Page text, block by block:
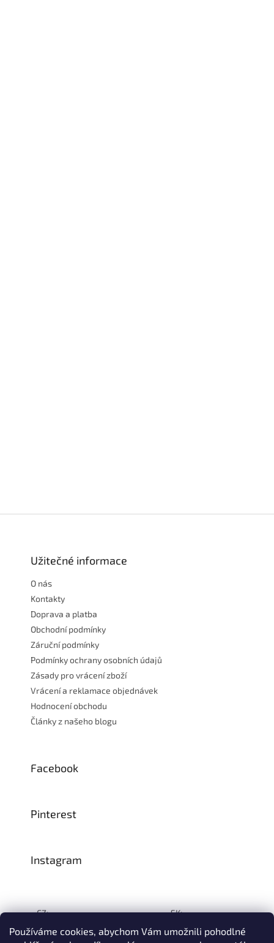
Používáme cookies, abychom Vám umožnili pohodlné
Užitečné informace
O nás
Kontakty
Doprava a platba
Obchodní podmínky
Záruční podmínky
Podmínky ochrany osobních údajů
Zásady pro vrácení zboží
Vrácení a reklamace objednávek
Hodnocení obchodu
Články z našeho blogu
Facebook
Pinterest
Instagram
CZ: SK: